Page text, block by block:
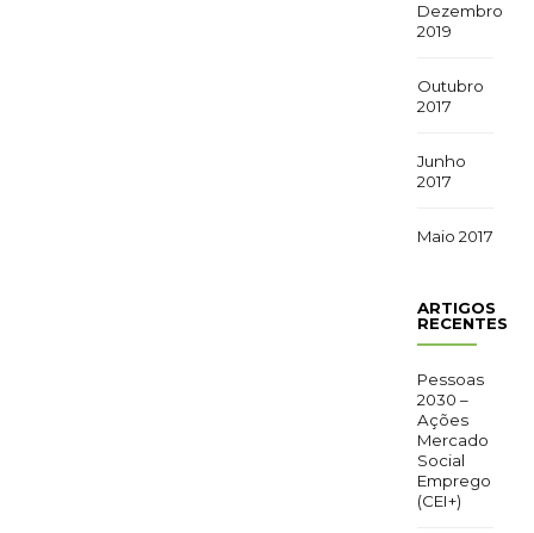
Dezembro
2019
Outubro
2017
Junho
2017
Maio 2017
ARTIGOS
RECENTES
Pessoas
2030 –
Ações
Mercado
Social
Emprego
(CEI+)